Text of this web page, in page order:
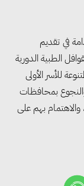
في تقديم
الطبية الدورية
للأسر الأولى
والنجوع بمحافظات
بهم على
«التضامن» تتعامل مع 552 بلاغًا
ولم
سيدة